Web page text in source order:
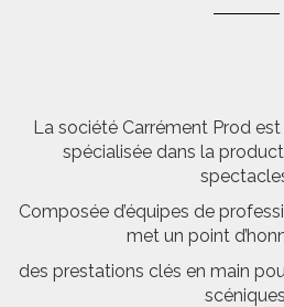
La société Carrément Prod
spécialisée dans la
Composée d’équipes de
met un point
des prestations clés en main